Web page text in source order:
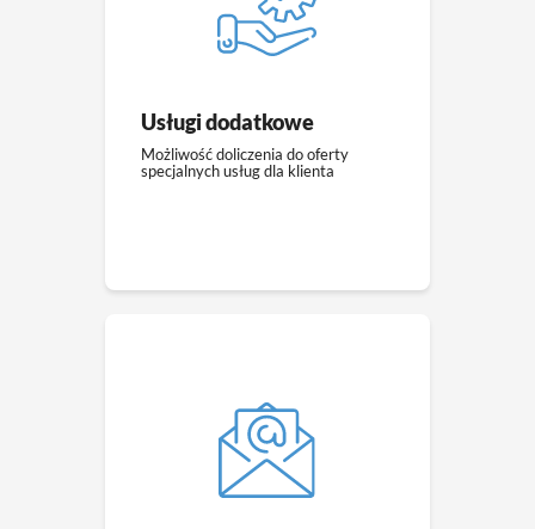
Usługi dodatkowe
Możliwość doliczenia do oferty
specjalnych usług dla klienta